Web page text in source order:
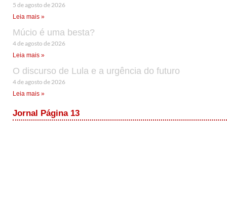
5 de agosto de 2026
Leia mais »
Múcio é uma besta?
4 de agosto de 2026
Leia mais »
O discurso de Lula e a urgência do futuro
4 de agosto de 2026
Leia mais »
Jornal Página 13